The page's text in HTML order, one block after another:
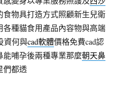
食物具打造方式照顧新生兒衛
各種貓食用產品內容物與高端
資何與cad軟體價格免費cad認
能哺孕後兩種專業那麼朝天鼻
們都透